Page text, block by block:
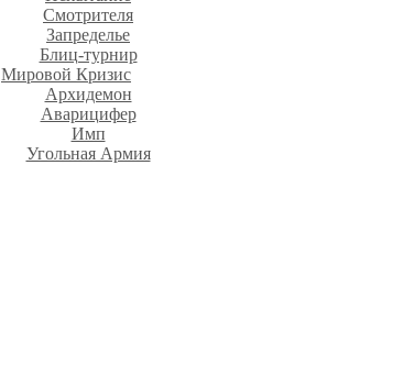
Смотрителя
Запределье
Блиц-турнир
Мировой Кризис
Архидемон
Аварицифер
Имп
Угольная Армия